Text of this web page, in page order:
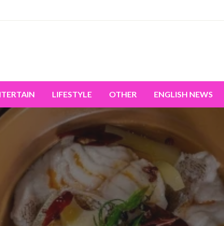
LIFESTYLE OTHER ENGLISH NEWS